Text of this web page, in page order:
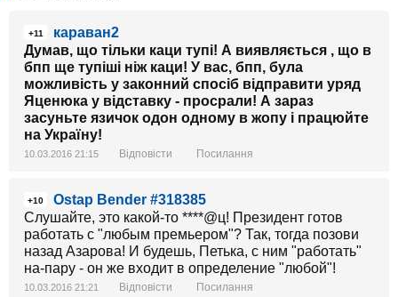
+11
караван2
Думав, що тільки каци тупі! А виявляється , що в
бпп ще тупіші ніж каци! У вас, бпп, була
можливість у законний спосіб відправити уряд
Яценюка у відставку - просрали! А зараз
засуньте язичок одон одному в жопу і працюйте
на Україну!
10.03.2016 21:15 Відповісти Посилання
+10
Ostap Bender #318385
Слушайте, это какой-то ****@ц! Президент готов
работать с "любым премьером"? Так, тогда позови
назад Азарова! И будешь, Петька, с ним "работать"
на-пару - он же входит в определение "любой"!
10.03.2016 21:21 Відповісти Посилання